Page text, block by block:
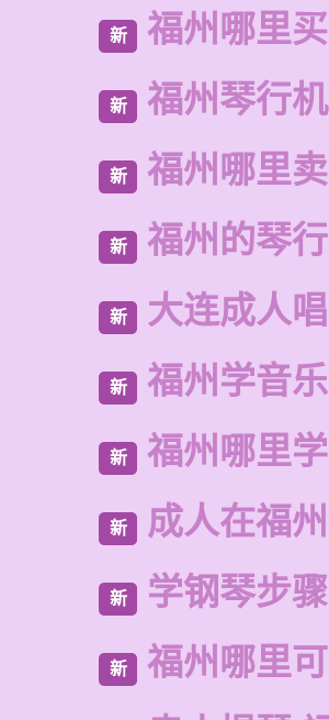
新 福州哪里
新 福州琴行
新 福州哪里
新 福州的琴行
新 大连成人
新 福州学音
新 福州哪里
新 成人在福
新 学钢琴步
新
福州哪里